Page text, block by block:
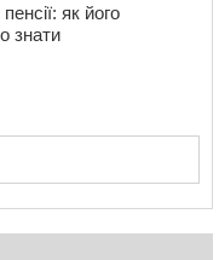
як його
знати